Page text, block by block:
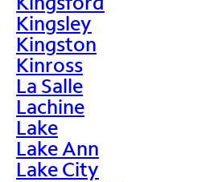
Kingsley
Kingston
Kinross
La Salle
Lachine
Lake
Lake Ann
Lake City